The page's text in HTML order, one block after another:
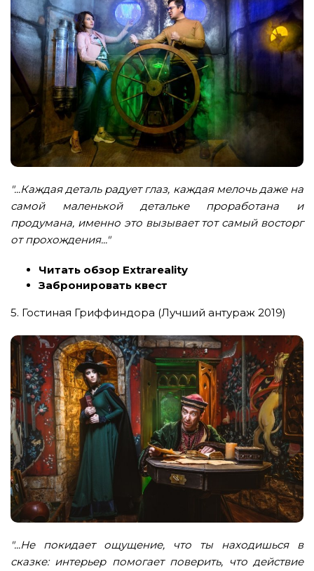
"...Каждая деталь радует глаз, каждая мелочь даже на
самой маленькой детальке проработана и
продумана, именно это вызывает тот самый восторг
от прохождения..."
Читать обзор Extrareality
Забронировать квест
5. Гостиная Гриффиндора (Лучший антураж 2019)
"...Не покидает ощущение, что ты находишься в
сказке: интерьер помогает поверить, что действие